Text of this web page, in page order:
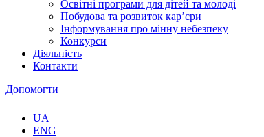
Освітні програми для дітей та молоді
Побудова та розвиток кар’єри
Інформування про мінну небезпеку
Конкурси
Діяльність
Контакти
Допомогти
UA
ENG